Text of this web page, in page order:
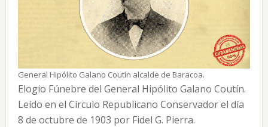
General Hipólito Galano Coutín alcalde de Baracoa.
Elogio Fúnebre del General Hipólito Galano Coutín.
Leído en el Círculo Republicano Conservador el día
8 de octubre de 1903 por Fidel G. Pierra.